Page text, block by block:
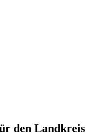
den Landkreis